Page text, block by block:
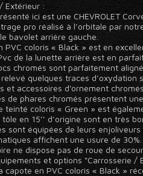
Extérieur :
ici est une CHEVROLET
pro réalisé à l’orbitale par
bavolet arrière gauche.
PVC coloris « Black » est en
de la lunette arrière est en
chromés sont parfaitement
quelques traces d’oxydation
et accessoires d'ornement
de phares chromés présentent
teinté coloris « Green » est
en 15’’ d’origine sont en très
sont équipées de leurs
affichent une usure de
ne dispose pas de roue de
et options "Carrosserie
capote en PVC coloris « Black »